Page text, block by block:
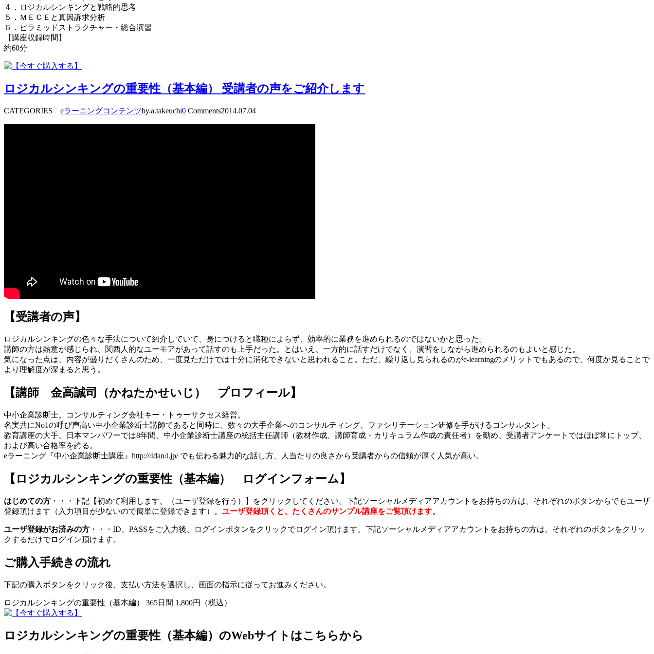
４．ロジカルシンキングと戦略的思考
５．ＭＥＣＥと真因訴求分析
６．ピラミッドストラクチャー・総合演習
【講座収録時間】
約60分
ロジカルシンキングの重要性（基本編） 受講者の声をご紹介します
CATEGORIES eラーニングコンテンツby.a.takeuchi0 Comments2014.07.04
【受講者の声】
ロジカルシンキングの色々な手法について紹介していて、身につけると職種によらず、効率的に業務を進められるのではないかと思った。
講師の方は熱意が感じられ、関西人的なユーモアがあって話すのも上手だった。とはいえ、一方的に話すだけでなく、演習をしながら進められるのもよいと感じた。
気になった点は、内容が盛りだくさんのため、一度見ただけでは十分に消化できないと思われること。ただ、繰り返し見られるのがe-learningのメリットでもあるので、何度か見ることで
より理解度が深まると思う。
【講師 金高誠司（かねたかせいじ） プロフィール】
中小企業診断士。コンサルティング会社キー・トゥーサクセス経営。
名実共にNo1の呼び声高い中小企業診断士講師であると同時に、数々の大手企業へのコンサルティング、ファシリテーション研修を手がけるコンサルタント。
教育講座の大手、日本マンパワーでは8年間、中小企業診断士講座の統括主任講師（教材作成、講師育成・カリキュラム作成の責任者）を勤め、受講者アンケートではほぼ常にトップ、
および高い合格率を誇る。
eラーニング『中小企業診断士講座』http://4dan4.jp/ でも伝わる魅力的な話し方、人当たりの良さから受講者からの信頼が厚く人気が高い。
【ロジカルシンキングの重要性（基本編） ログインフォーム】
はじめての方 ・・・下記【初めて利用します。（ユーザ登録を行う）】をクリックしてください。下記ソーシャルメディアアカウントをお持ちの方は、それぞれのボタンからでもユーザ
登録頂けます（入力項目が少ないので簡単に登録できます）。 ユーザ登録頂くと、たくさんのサンプル講座をご覧頂けます。
ユーザ登録がお済みの方 ・・・ID、PASSをご入力後、ログインボタンをクリックでログイン頂けます。下記ソーシャルメディアアカウントをお持ちの方は、それぞれのボタンをクリッ
クするだけでログイン頂けます。
ご購入手続きの流れ
下記の購入ボタンをクリック後、支払い方法を選択し、画面の指示に従ってお進みください。
ロジカルシンキングの重要性（基本編） 365日間 1,800円（税込）
ロジカルシンキングの重要性（基本編）のWebサイトはこちらから